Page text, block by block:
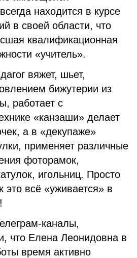
находится в курсе
в своей области, что
квалификационная
«учитель».
вяжет, шьет,
бижутерии из
работает с
«канзаши» делает
а в «декупаже»
применяет различные
фоторамок,
игольниц. Просто
это всё «уживается» в
каналы,
что Елена Леонидовна в
время активно